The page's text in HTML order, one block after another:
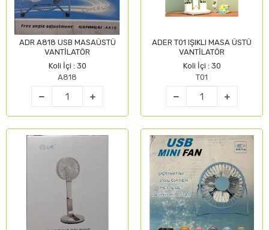
ADR A818 USB MASAÜSTÜ
VANTİLATÖR
Koli İçi : 30
A818
ADER T01 IŞIKLI MASA ÜSTÜ
VANTİLATÖR
Koli İçi : 30
T01